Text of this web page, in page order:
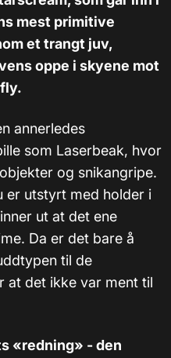
mest primitive
et trangt juv,
oppe i skyene mot
annerledes
som Laserbeak, hvor
og snikangripe.
er utstyrt med holder i
ut at det ene
Da er det bare å
til de
at det ikke var ment til
«redning» - den